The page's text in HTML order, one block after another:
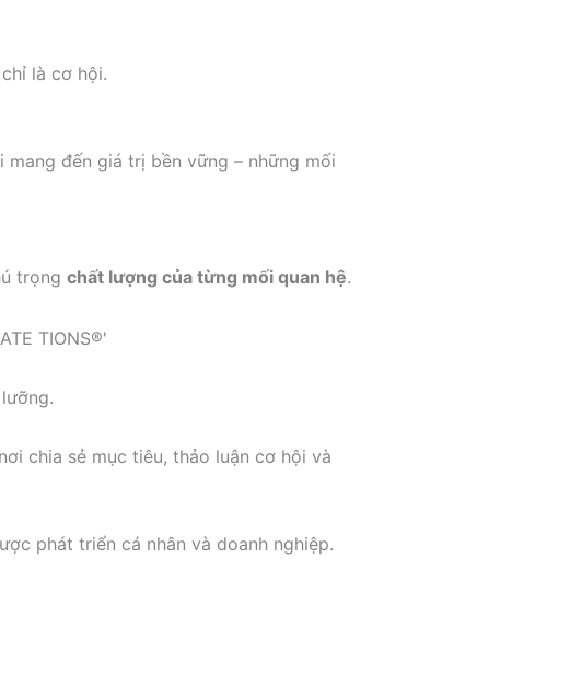
là cơ hội.
đến giá trị bền vững – những mối
trọng chất lượng của từng mối quan hệ.
chia sẻ mục tiêu, thảo luận cơ hội và
phát triển cá nhân và doanh nghiệp.